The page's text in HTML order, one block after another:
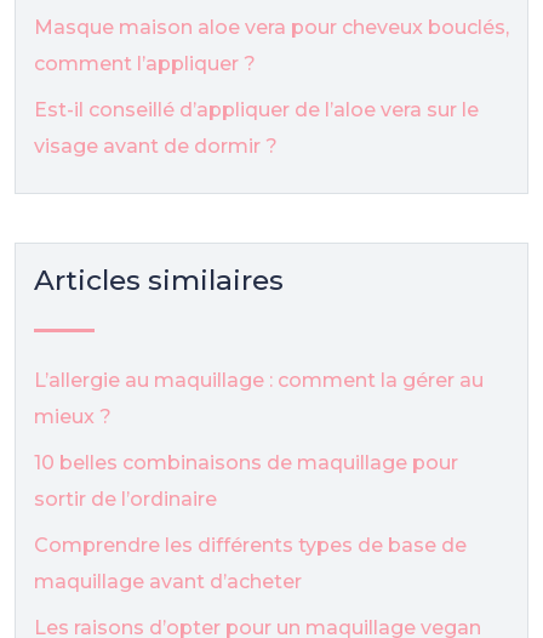
Masque maison aloe vera pour cheveux bouclés,
comment l’appliquer ?
Est-il conseillé d’appliquer de l’aloe vera sur le
visage avant de dormir ?
Articles similaires
L’allergie au maquillage : comment la gérer au
mieux ?
10 belles combinaisons de maquillage pour
sortir de l’ordinaire
Comprendre les différents types de base de
maquillage avant d’acheter
Les raisons d’opter pour un maquillage vegan